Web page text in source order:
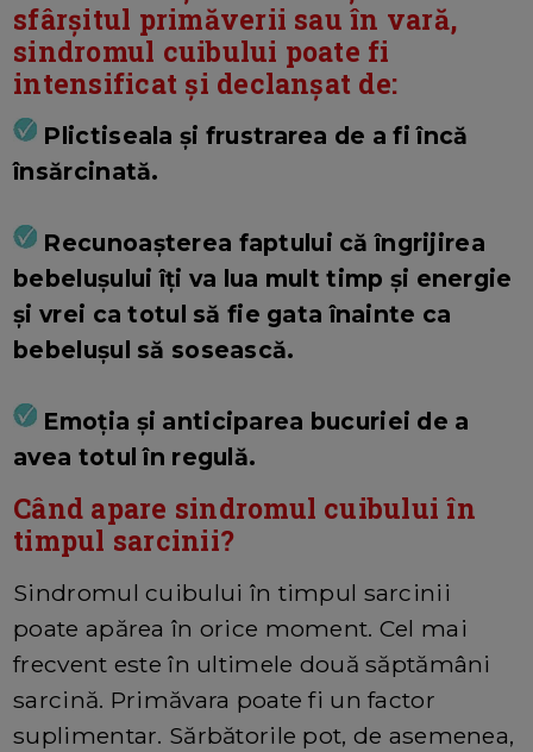
sfârșitul primăverii sau în vară,
sindromul cuibului poate fi
intensificat și declanșat de:
Plictiseala și frustrarea de a fi încă
însărcinată.
Recunoașterea faptului că îngrijirea
bebelușului îți va lua mult timp și energie
și vrei ca totul să fie gata înainte ca
bebelușul să sosească.
Emoția și anticiparea bucuriei de a
avea totul în regulă.
Când apare sindromul cuibului în
timpul sarcinii?
Sindromul cuibului în timpul sarcinii
poate apărea în orice moment. Cel mai
frecvent este în ultimele două săptămâni
sarcină. Primăvara poate fi un factor
suplimentar. Sărbătorile pot, de asemenea,